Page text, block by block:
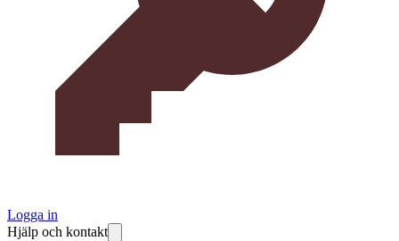
Logga in
Hjälp och kontakt